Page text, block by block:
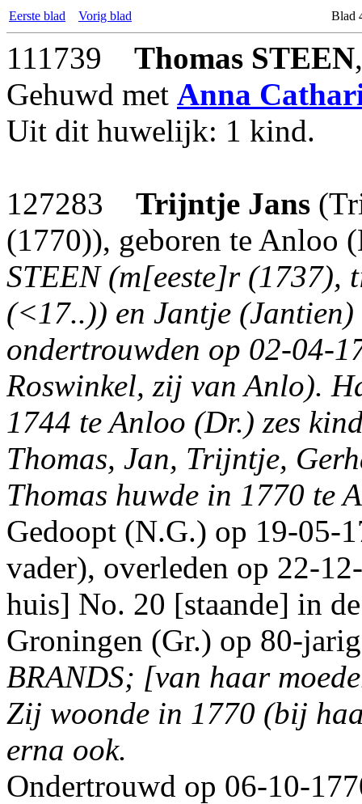
Eerste blad Vorig blad Blad
111739 Thomas STEEN
Gehuwd met Anna
Uit dit huwelijk: 1 kind.
127283 Trijntje Jans
(1770)), geboren te Anloo
STEEN (m[eeste]r (1737),
(<17..)) en Jantje (Jantien)
ondertrouwden op 02-04-
Roswinkel, zij van Anlo).
1744 te Anloo (Dr.) zes
Thomas, Jan, Trijntje,
Thomas huwde in 1770 te
Gedoopt (N.G.) op 19-05-
vader), overleden op 22-
huis] No. 20 [staande] in
Groningen (Gr.) op 80-
BRANDS; [van haar
Zij woonde in 1770 (bij
erna ook.
Ondertrouwd op 06-10-